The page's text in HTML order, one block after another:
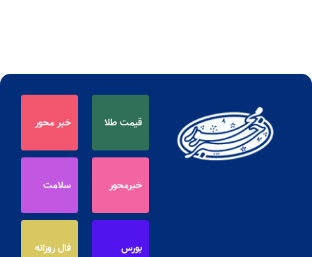
قیمت طلا خبر محور
خبرمحور سلامت
بورس فال روزانه